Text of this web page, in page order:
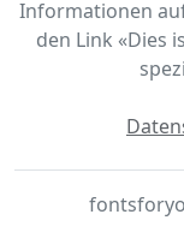
Informationen
den Link «‎Dies